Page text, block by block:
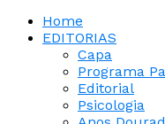
Home
EDITORIAS
Capa
Programa
Editorial
Psicologia